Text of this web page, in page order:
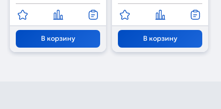
В корзину В корзину